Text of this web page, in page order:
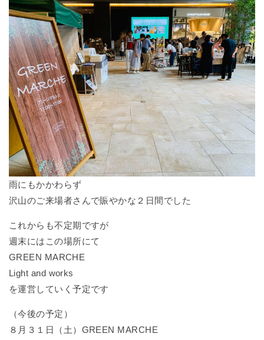
雨にもかかわらず
沢山のご来場者さんで賑やかな２日間でした
これからも不定期ですが
週末にはこの場所にて
GREEN MARCHE
Light and works
を運営していく予定です
（今後の予定）
８月３１日（土）GREEN MARCHE